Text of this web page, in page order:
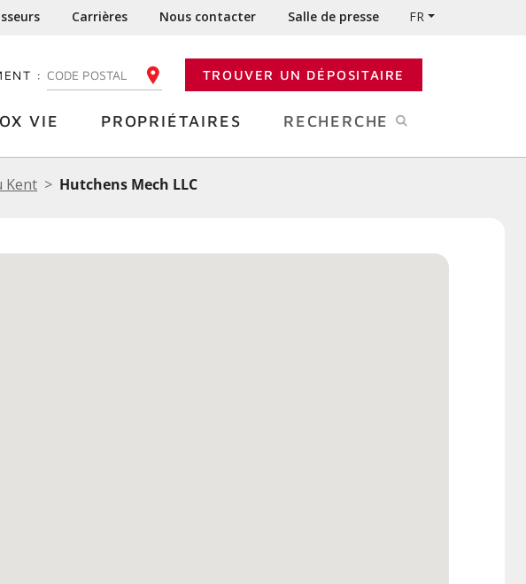
Carrières Nous contacter Salle de presse FR
: ENTREZ VOTRE CODE POSTALTROUVER UN DÉPOSITAIRE
VIE PROPRIÉTAIRES RECHERCHE
Kent Hutchens Mech LLC